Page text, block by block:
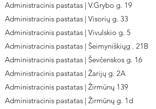
Administracinis pastatas | V.Grybo g. 19
Administracinis pastatas | Visorių g. 33
Administracinis pastatas | Vivulskio g. 5
Administracinis pastatas | Šeimyniškiųg . 21B
Administracinis pastatas | Ševčenskos g. 16
Administracinis pastatas | Žarijų g. 2A
Administracinis pastatas | Žirmūnų 139
Administracinis pastatas | Žirmūnų g. 1d